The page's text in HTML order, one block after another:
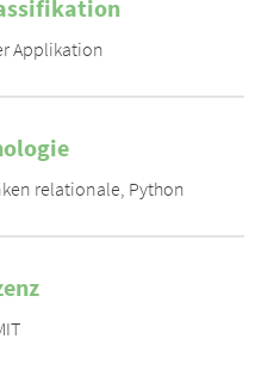
Applikation
relationale, Python